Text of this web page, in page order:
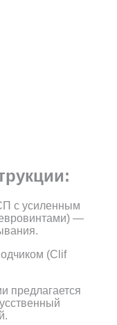
с усиленным
—
(Clif
предлагается